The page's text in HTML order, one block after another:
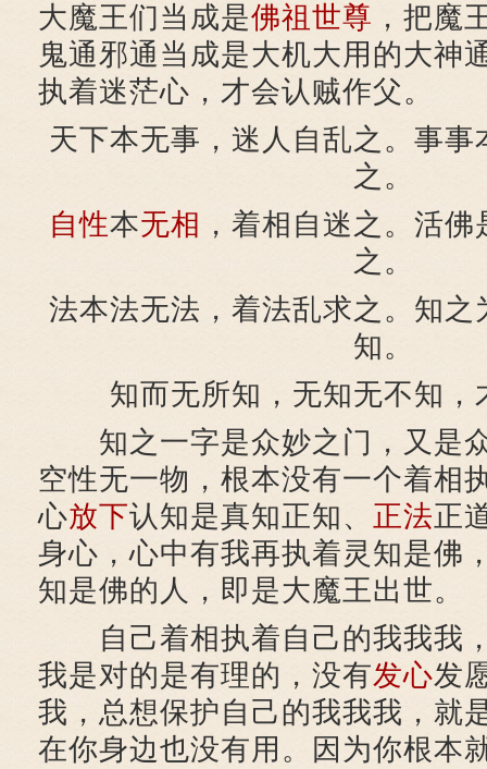
大魔王们当成是佛祖 世尊 ，把魔
鬼通邪通当成是大机大用的大神
执着迷茫心，才会认贼作父。
天下本无事，迷人自乱之。事事
之。
自性本无相 ，着相自迷之。活
之。
法本法无法，着法乱求之。知之
知。
知而无所知，无知无不知，
知之一字是众妙之门，又是
空性无一物，根本没有一个着相
心放下认知是真知正知、 正法正
身心，心中有我再执着灵知是佛
知是佛的人，即是大魔王出世。
自己着相执着自己的我我我
我是对的是有理的，没有发心发
我，总想保护自己的我我我，就
在你身边也没有用。因为你根本